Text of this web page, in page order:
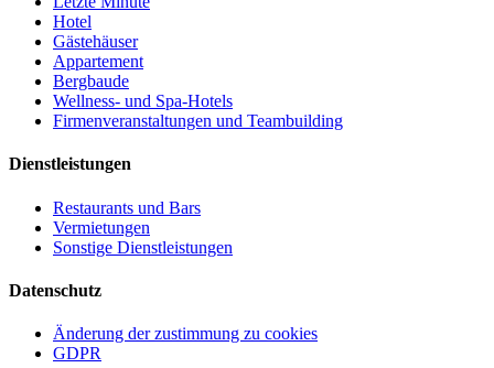
Hotel
Gästehäuser
Appartement
Bergbaude
Wellness- und Spa-Hotels
Firmenveranstaltungen und Teambuilding
Dienstleistungen
Restaurants und Bars
Vermietungen
Sonstige Dienstleistungen
Datenschutz
Änderung der zustimmung zu cookies
GDPR